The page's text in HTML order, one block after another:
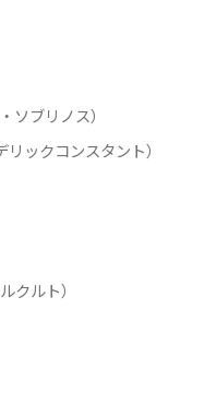
ソブリノス）
ックコンスタント）
クルト）